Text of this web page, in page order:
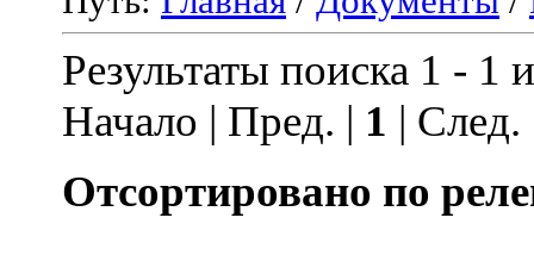
Результаты поиска 1 - 1
Начало | Пред. | 1 |
Отсортировано по